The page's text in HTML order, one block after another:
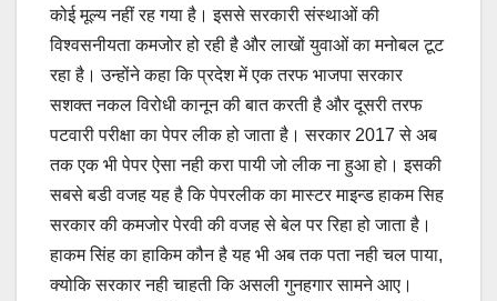
कोई मूल्य नहीं रह गया है। इससे सरकारी संस्थाओं की
विश्वसनीयता कमजोर हो रही है और लाखों युवाओं का मनोबल टूट
रहा है। उन्होंने कहा कि प्रदेश में एक तरफ भाजपा सरकार
सशक्त नकल विरोधी कानून की बात करती है और दूसरी तरफ
पटवारी परीक्षा का पेपर लीक हो जाता है। सरकार 2017 से अब
तक एक भी पेपर ऐसा नही करा पायी जो लीक ना हुआ हो। इसकी
सबसे बडी वजह यह है कि पेपरलीक का मास्टर माइन्ड हाकम सिह
सरकार की कमजोर पेरवी की वजह से बेल पर रिहा हो जाता है।
हाकम सिंह का हाकिम कौन है यह भी अब तक पता नही चल पाया,
क्योकि सरकार नही चाहती कि असली गुनहगार सामने आए।